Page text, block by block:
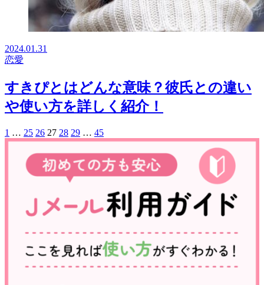
2024.01.31
恋愛
すきぴとはどんな意味？彼氏との違い
や使い方を詳しく紹介！
1 … 25 26 27 28 29 … 45